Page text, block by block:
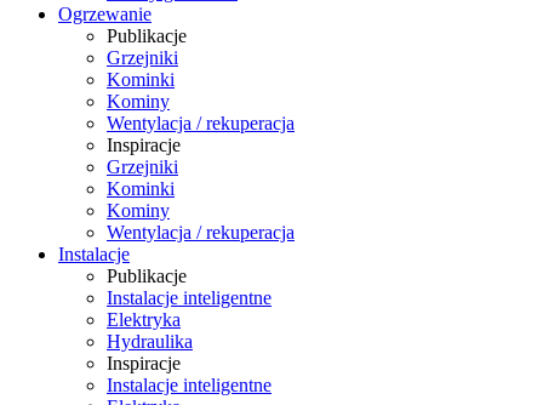
Ogrzewanie
Publikacje
Grzejniki
Kominki
Kominy
Wentylacja / rekuperacja
Inspiracje
Grzejniki
Kominki
Kominy
Wentylacja / rekuperacja
Instalacje
Publikacje
Instalacje inteligentne
Elektryka
Hydraulika
Inspiracje
Instalacje inteligentne